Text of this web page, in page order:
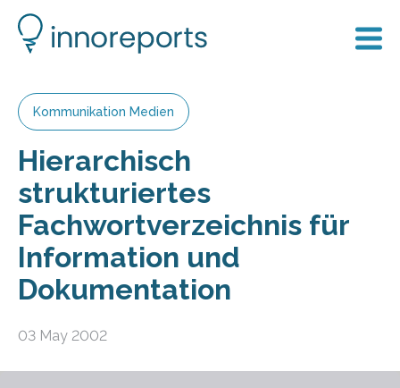
Kommunikation Medien
Hierarchisch
strukturiertes
Fachwortverzeichnis für
Information und
Dokumentation
03 May 2002